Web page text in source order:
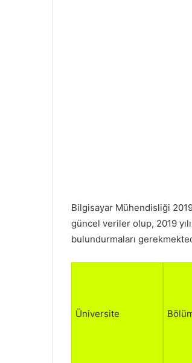
Bilgisayar Mühendisliği 2019
güncel veriler olup, 2019
bulundurmaları
Üniversite